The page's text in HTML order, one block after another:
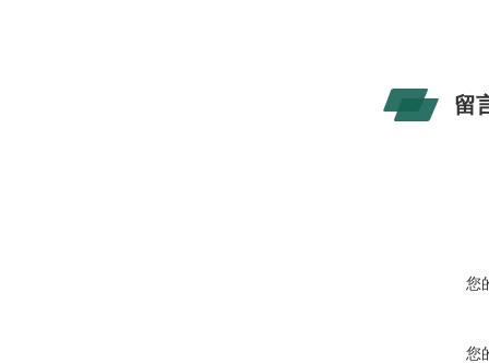
留
您
您